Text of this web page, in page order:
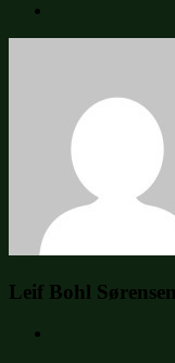
Leif Bohl Sørensen